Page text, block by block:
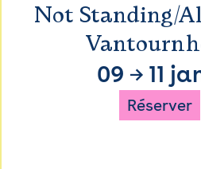
Not Standing/
09 → 11
Réserver